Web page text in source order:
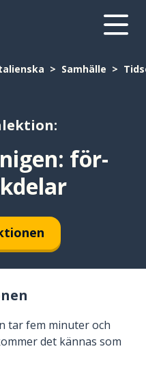
Samhälle
för-
tar fem minuter och
det kännas som